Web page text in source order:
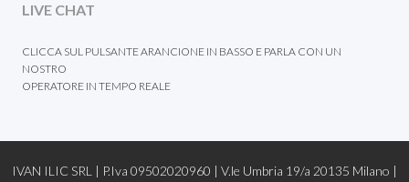
LIVE CHAT
CLICCA SUL PULSANTE ARANCIONE IN BASSO E PARLA CON UN
NOSTRO
OPERATORE IN TEMPO REALE
IVAN ILIC SRL | P.Iva 09502020960 | V.le Umbria 19/a 20135 Milano |